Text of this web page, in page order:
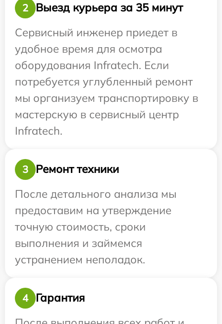
2
Выезд курьера за 35 минут
Сервисный инженер приедет в
удобное время для осмотра
оборудования Infratech. Если
потребуется углубленный ремонт
мы организуем транспортировку в
мастерскую в сервисный центр
Infratech.
3
Ремонт техники
После детального анализа мы
предоставим на утверждение
точную стоимость, сроки
выполнения и займемся
устранением неполадок.
4
Гарантия